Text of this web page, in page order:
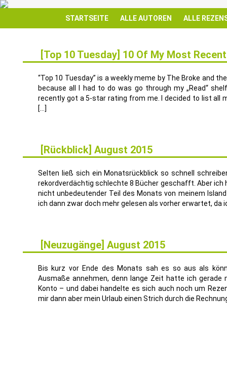
STARTSEITE ALLE AUTOREN ALLE
[Top 10 Tuesday] 10 Of My Most
“Top 10 Tuesday” is a weekly meme by The Broke and
because all I had to do was go through my „Read“
recently got a 5-star rating from me. I decided to list all
[…]
[Rückblick] August 2015
Selten ließ sich ein Monatsrückblick so schnell
rekordverdächtig schlechte 8 Bücher geschafft. Aber ich
nicht unbedeutender Teil des Monats von meinem
ich dann zwar doch mehr gelesen als vorher erwartet, da
[Neuzugänge] August 2015
Bis kurz vor Ende des Monats sah es so aus als
Ausmaße annehmen, denn lange Zeit hatte ich gerade
Konto – und dabei handelte es sich auch noch um
mir dann aber mein Urlaub einen Strich durch die